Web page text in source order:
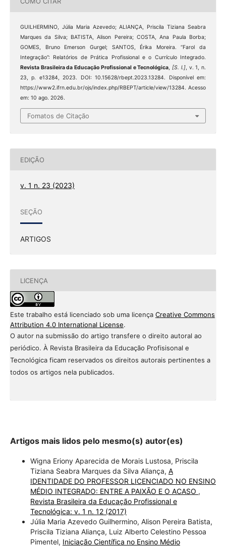
GUILHERMINO, Júlia Maria Azevedo; ALIANÇA, Priscila Tiziana Seabra
Marques da Silva; BATISTA, Alison Pereira; COSTA, Ana Paula Borba;
GOMES, Bruno Emerson Gurgel; SANTOS, Érika Moreira. “Farol da
Integração”: Relatórios de Prática Profissional e o Currículo Integrado.
Revista Brasileira da Educação Profissional e Tecnológica
[S. l.], v. 1, n.
23, p. e13284, 2023. DOI: 10.15628/rbept.2023.13284. Disponível em:
https://www2.ifrn.edu.br/ojs/index.php/RBEPT/article/view/13284. Acesso
em: 10 ago. 2026.
Fomatos de Citação
EDIÇÃO
v. 1 n. 23 (2023)
SEÇÃO
ARTIGOS
LICENÇA
Este trabalho está licenciado sob uma licença Creative Commons
Attribution 4.0 International License.
O autor na submissão do artigo transfere o direito autoral ao
periódico. À Revista Brasileira da Educação Profisisonal e
Tecnológica ficam reservados os direitos autorais pertinentes a
todos os artigos nela publicados.
Artigos mais lidos pelo mesmo(s) autor(es)
Wigna Eriony Aparecida de Morais Lustosa, Priscila
Tiziana Seabra Marques da Silva Aliança, A
IDENTIDADE DO PROFESSOR LICENCIADO NO ENSINO
MÉDIO INTEGRADO: ENTRE A PAIXÃO E O ACASO ,
Revista Brasileira da Educação Profissional e
Tecnológica: v. 1 n. 12 (2017)
Júlia Maria Azevedo Guilhermino, Alison Pereira Batista,
Priscila Tiziana Aliança, Luiz Alberto Celestino Pessoa
Pimentel, Iniciação Científica no Ensino Médio